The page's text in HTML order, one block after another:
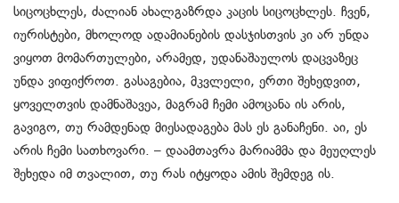
სიცოცხლეს, ძალიან ახალგაზრდა კაცის სიცოცხლეს. ჩვენ,
იურისტები, მხოლოდ ადამიანების დასჯისთვის კი არ უნდა
ვიყოთ მომართულები, არამედ, უდანაშაულოს დაცვაზეც
უნდა ვიფიქროთ. გასაგებია, მკვლელი, ერთი შეხედვით,
ყოველთვის დამნაშავეა, მაგრამ ჩემი ამოცანა ის არის,
გავიგო, თუ რამდენად მიესადაგება მას ეს განაჩენი. აი, ეს
არის ჩემი სათხოვარი. – დაამთავრა მარიამმა და მეუღლეს
შეხედა იმ თვალით, თუ რას იტყოდა ამის შემდეგ ის.